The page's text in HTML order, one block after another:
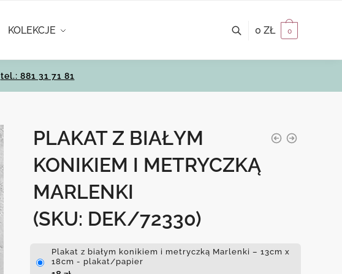
KOLEKCJE 0 ZŁ 0
tel.: 881 31 71 81
PLAKAT Z BIAŁYM
KONIKIEM I METRYCZKĄ
MARLENKI
(SKU: DEK/72330)
Plakat z białym konikiem i metryczką Marlenki – 13cm x
18cm - plakat/papier